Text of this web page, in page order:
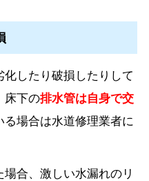
したり破損したりして
床下の排水管は自身で交
場合は水道修理業者に
合、激しい水漏れのリ